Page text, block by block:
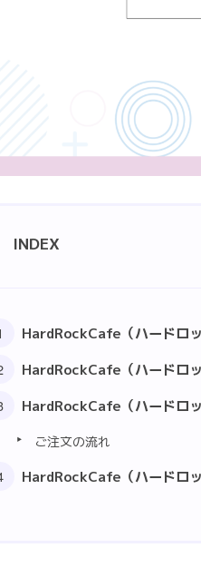
INDEX
HardRockCafe（ハードロ
HardRockCafe（ハードロ
HardRockCafe（ハードロ
ご注文の流れ
HardRockCafe（ハードロ